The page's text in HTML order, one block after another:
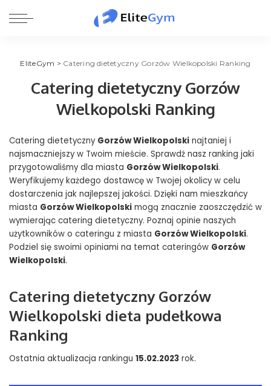
EliteGym > Catering dietetyczny Gorzów Wielkopolski Ranking
Catering dietetyczny Gorzów
Wielkopolski Ranking
Catering dietetyczny Gorzów Wielkopolski najtaniej i
najsmaczniejszy w Twoim mieście. Sprawdź nasz ranking jaki
przygotowaliśmy dla miasta Gorzów Wielkopolski.
Weryfikujemy każdego dostawcę w Twojej okolicy w celu
dostarczenia jak najlepszej jakości. Dzięki nam mieszkańcy
miasta Gorzów Wielkopolski mogą znacznie zaoszczędzić w
wymierając catering dietetyczny. Poznaj opinie naszych
użytkowników o cateringu z miasta Gorzów Wielkopolski.
Podziel się swoimi opiniami na temat cateringów Gorzów
Wielkopolski.
Catering dietetyczny Gorzów
Wielkopolski dieta pudełkowa
Ranking
Ostatnia aktualizacja rankingu 15.02.2023 rok.